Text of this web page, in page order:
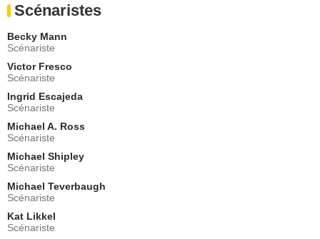
- 1 Episode :8
Pete Gilroy
- 1 Episode :
Rizwan Manji
Rick
- 1 Episode :10
Jonna Kae Volz
Secrétaire de Véronica
- 1 Episode :
Jennifer Irwin
Denise
- 1 Episode :5
Chip Chinery
Ryan
- 1 Episode :
Scénaristes
Becky Mann
Scénariste
Victor Fresco
Scénariste
Ingrid Escajeda
Scénariste
Michael A. Ross
Scénariste
Michael Shipley
Scénariste
Michael Teverbaugh
Scénariste
Kat Likkel
Scénariste